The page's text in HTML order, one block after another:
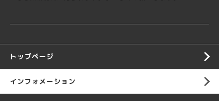
トップページ
インフォメーション